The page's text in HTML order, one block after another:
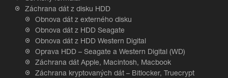
Záchrana dát z disku HDD
Obnova dát z externého disku
Obnova dát z HDD Seagate
Obnova dát z HDD Western Digital
Oprava HDD – Seagate a Western Digital (WD)
Záchrana dát Apple, Macintosh, Macbook
Záchrana kryptovaných dát – Bitlocker, Truecrypt